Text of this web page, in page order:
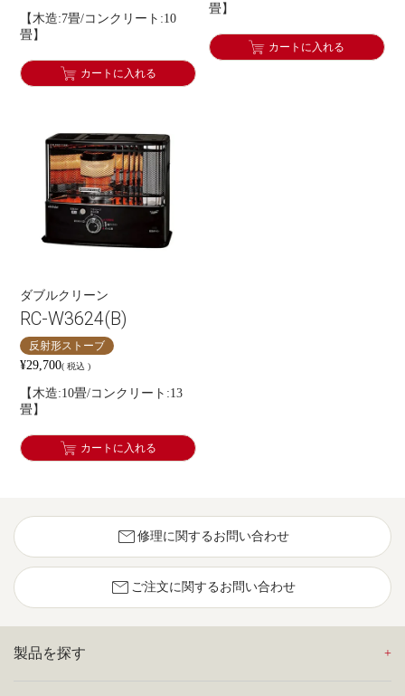
【木造:7畳/コンクリート:10
畳】
カートに入れる
畳】
カートに入れる
ダブルクリーン
RC-W3624(B)
反射形ストーブ
¥29,700 税込
【木造:10畳/コンクリート:13
畳】
カートに入れる
mail 修理に関するお問い合わせ
mail ご注文に関するお問い合わせ
製品を探す